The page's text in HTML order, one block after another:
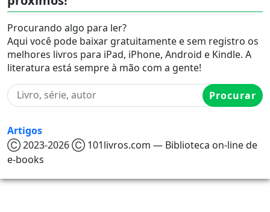
Procurando algo para ler?
Aqui você pode baixar gratuitamente e sem registro os
melhores livros para iPad, iPhone, Android e Kindle. A
literatura está sempre à mão com a gente!
Procurar
Artigos
Ⓒ 2023-2026 Ⓒ 101livros.com — Biblioteca on-line de
e-books